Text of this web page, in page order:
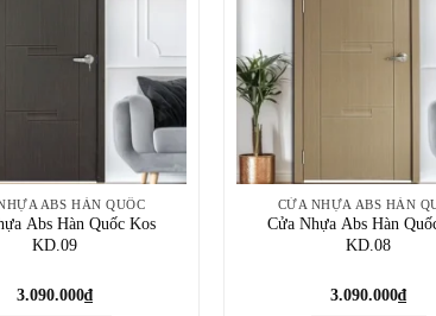
ABS HÀN QUỐC
Abs Hàn Quốc Kos
KD.09
3.090.000₫
CỬA NHỰA ABS HÀN
Cửa Nhựa Abs Hàn
KD.08
3.090.000₫